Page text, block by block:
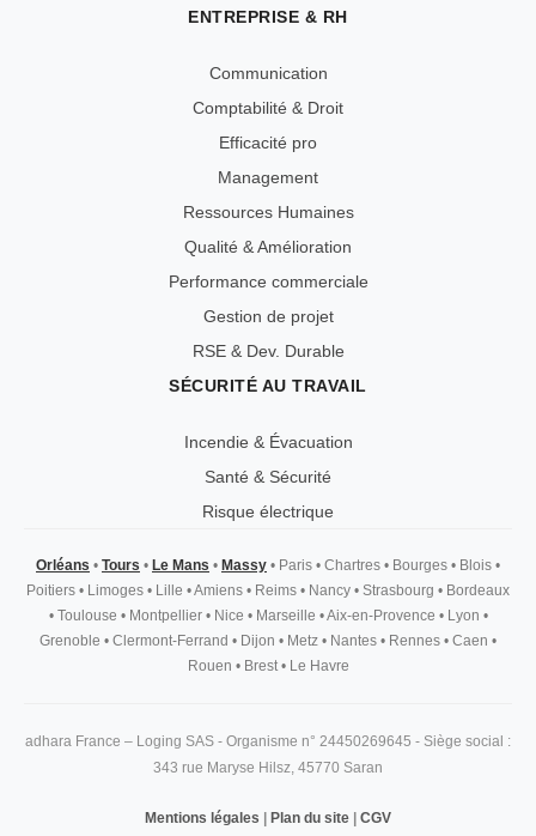
ENTREPRISE & RH
Communication
Comptabilité & Droit
Efficacité pro
Management
Ressources Humaines
Qualité & Amélioration
Performance commerciale
Gestion de projet
RSE & Dev. Durable
SÉCURITÉ AU TRAVAIL
Incendie & Évacuation
Santé & Sécurité
Risque électrique
Orléans • Tours • Le Mans • Massy • Paris • Chartres • Bourges • Blois •
Poitiers • Limoges • Lille •Amiens • Reims • Nancy • Strasbourg • Bordeaux
•Toulouse •Montpellier •Nice •Marseille •Aix-en-Provence •Lyon •
Grenoble • Clermont-Ferrand • Dijon • Metz • Nantes • Rennes • Caen •
Rouen •Brest•Le Havre
adhara France – Loging SAS - Organisme n° 24450269645 - Siège social :
343 rue Maryse Hilsz, 45770 Saran
Mentions légales Plan du site CGV